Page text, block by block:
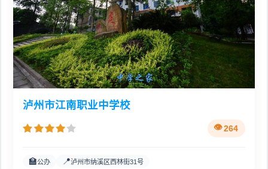
泸州市江南职业中学校
264
🏫公办 📍泸州市纳溪区西林街31号